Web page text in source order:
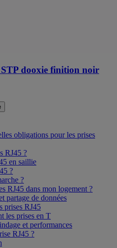
dooxie finition noir
obligations pour les prises
RJ45 ?
en saillie
?
?
RJ45 dans mon logement ?
partage de données
prises RJ45
les prises en T
et performances
RJ45 ?